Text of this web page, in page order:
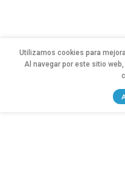
Utilizamos cookies para
Al navegar por este sitio